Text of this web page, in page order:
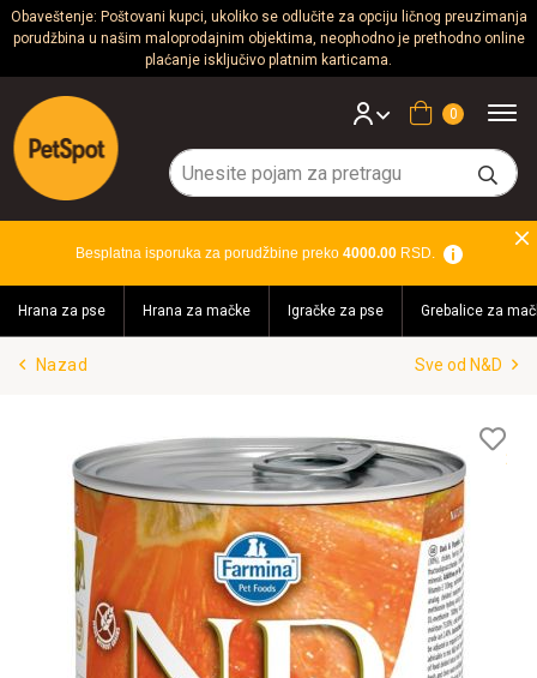
Obaveštenje: Poštovani kupci, ukoliko se odlučite za opciju ličnog preuzimanja
porudžbina u našim maloprodajnim objektima, neophodno je prethodno online
plaćanje isključivo platnim karticama.
Psi
Mačke
Glodari
Akvaristika
Teraristika
Brendovi
Prijavi se
Korpa
Besplatna isporuka za porudžbine preko 4000.00RSD.
Hrana za pse Hrana za mačke Igračke za pse Grebalice za
Nazad Sve od N&D